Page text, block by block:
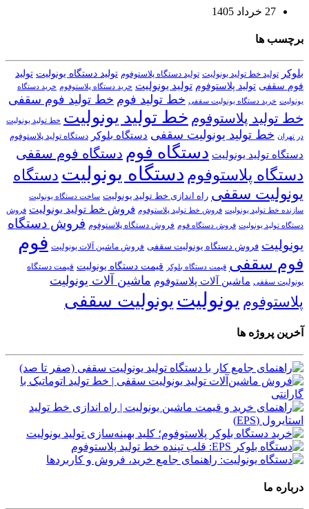
27 خرداد 1405
برچسب ها
بلوکر تولید خط تولید یونولیت تولید دستگاه پلاستوفوم تولید دستگاه یونولیت تولید
فوم سقفی تولید پلاستوفوم تولید یونولیت خرید دستگاه پلاستوفوم خرید دستگاه
یونولیت خرید دستگاه یونولیت سقفی خط تولید فوم خط تولید فوم سقفی
خط تولید پلاستوفوم خط تولید یونولیت خط تولید یونولیت
در تهران خط تولید یونولیت سقفی دستگاه بلوکر دستگاه تولید پلاستوفوم
دستگاه تولید یونولیت دستگاه فوم دستگاه فوم سقفی
دستگاه پلاستوفوم دستگاه یونولیت دستگاه
یونولیت سقفی راه اندازی خط تولید یونولیت ساخت دستگاه یونولیت
سازنده خط تولید یونولیت فروش خط تولید پلاستوفوم فروش خط تولید یونولیت فروش
دستگاه تولید یونولیت فروش دستگاه فوم فروش دستگاه پلاستوفوم فروش دستگاه
یونولیت فروش دستگاه یونولیت سقفی فروش ماشین آلات یونولیت فوم
فوم سقفی قیمت دستگاه بلوکر قیمت دستگاه یونولیت قیمت دستگاه
یونولیت سقفی ماشین آلات پلاستوفوم ماشین آلات یونولیت
پلاستوفوم یونولیت یونولیت سقفی
آخرین پروژه ها
درباره ما